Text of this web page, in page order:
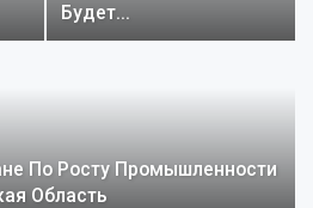
Будет…
По Росту Промышленности
Область